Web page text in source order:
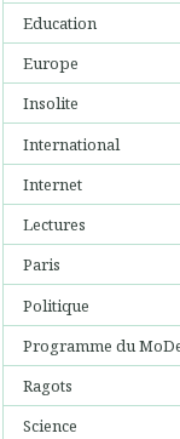
Education
Europe
Insolite
International
Internet
Lectures
Paris
Politique
Programme du
Ragots
Science